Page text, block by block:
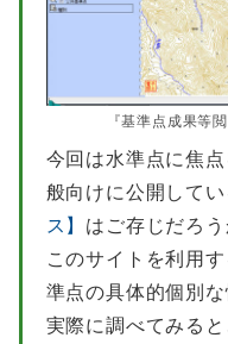
『基準点成果等
今回は水準点に焦
般向けに公開してい
ス】 はご存じだろう
このサイトを利用
準点の具体的個別
実際に調べてみる